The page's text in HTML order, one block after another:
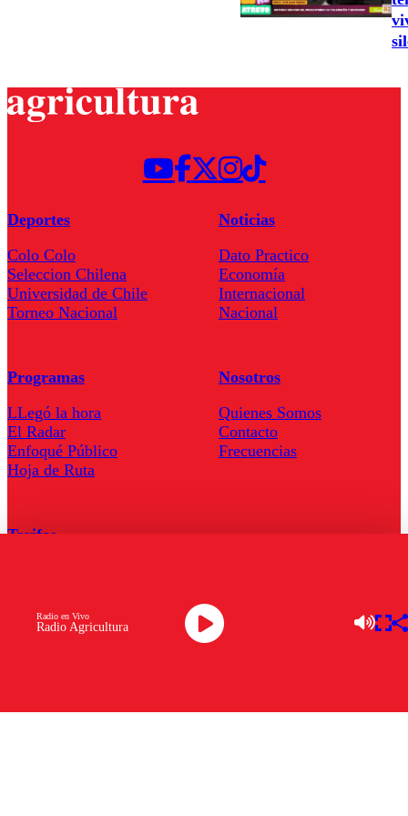
Radio Agricultura
Radio en Vivo
Deportes
Colo Colo
Seleccion Chilena
Universidad de Chile
Torneo Nacional
Noticias
Dato Practico
Economía
Internacional
Nacional
Programas
LLegó la hora
El Radar
Enfoqué Público
Hoja de Ruta
Nosotros
Quienes Somos
Contacto
Frecuencias
Tarifas
Descarga la APP